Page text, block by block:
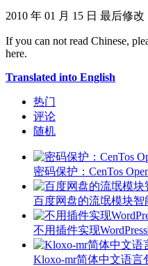
2010 年 01 月 15 日 最后修改
If you can not read Chinese,
here.
Translated into English
热门
评论
随机
密码保护：CenTos
百度网盘的流氓模块智
不用插件实现
Kloxo-mr简体中文语言